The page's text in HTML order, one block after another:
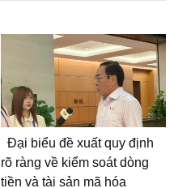
Đại biểu đề xuất quy định
rõ ràng về kiểm soát dòng
tiền và tài sản mã hóa